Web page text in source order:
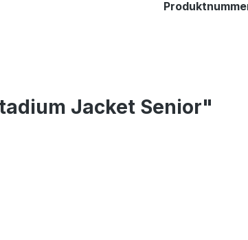
Jacket Senior"